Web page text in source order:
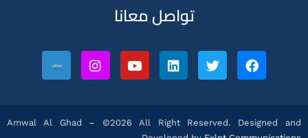
تواصل معانا
Amwal Al Ghad – ©2026 All Right Reserved. Designed and